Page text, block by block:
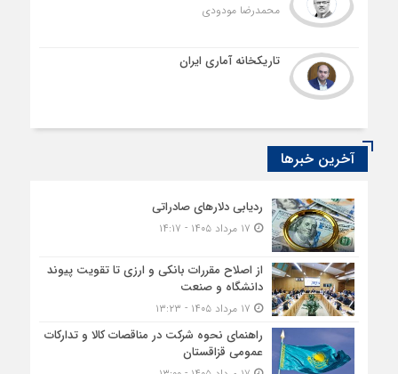
محمدرضا مودودی
تاریکخانه آماری ایران
آخرین خبرها
ردیابی دلارهای صادراتی
از اصلاح مقررات بانکی و ارزی تا تقویت پیوند
دانشگاه و صنعت
راهنمای نحوه شرکت در مناقصات کالا و تدارکات
عمومی قزاقستان